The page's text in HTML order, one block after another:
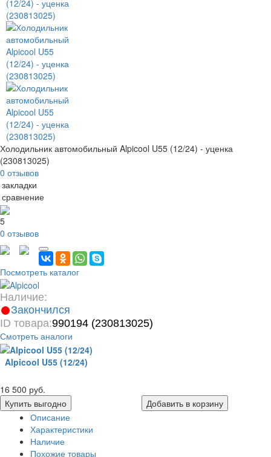
Холодильник автомобильный Alpicool U55 (12/24) - уценка
(230813025)
0 отзывов
5
0 отзывов
Посмотреть каталог
Наличие:
Закончился
ID товара:990194 (230813025)
Смотреть аналоги
Alpicool U55 (12/24)
16 500 руб.
Купить выгодно
Добавить в корзину
Описание
Характеристики
Наличие
Похожие товары